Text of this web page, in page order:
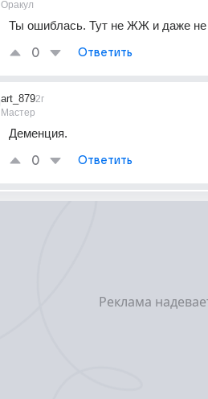
Оракул
Ты ошиблась. Тут не ЖЖ и даже не
0 Ответить
art_879
Мастер
2г
Деменция.
0 Ответить